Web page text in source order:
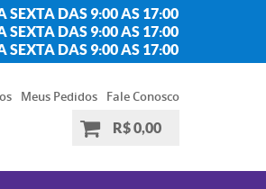
SEXTA DAS 9:00 AS 17:00
SEXTA DAS 9:00 AS 17:00
SEXTA DAS 9:00 AS 17:00
Meus Pedidos
Fale Conosco
R$ 0,00